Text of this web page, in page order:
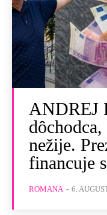
ANDREJ
nežije.
financuje
ROMANA - 6.